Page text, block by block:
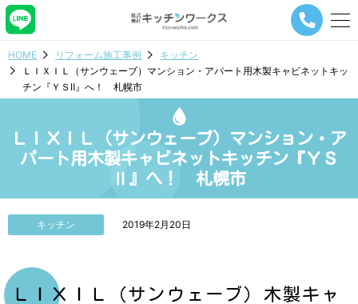
メ
ー
ビ
シ
タ
HOME リフォーム施工事例
キッチン
ＬＩＸＩＬ（サンウェーブ）マンション・アパート用木製キャビネットキッ
チン『ＹＳⅡ』へ！ 札幌市
ＬＩＸＩＬ（サンウェーブ）マンション・ア
パート用木製キャビネットキッチン『ＹＳ
Ⅱ』へ！ 札幌市
キッチン 2019年2月20日
ＬＩＸＩＬ（サンウェーブ）木製キャ